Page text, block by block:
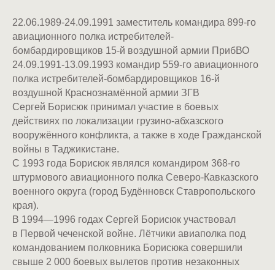
22.06.1989-24.09.1991 заместитель командира 899-го
авиационного полка истребителей-
бомбардировщиков 15-й воздушной армии ПрибВО
24.09.1991-13.09.1993 командир 559-го авиационного
полка истребителей-бомбардировщиков 16-й
воздушной Краснознамённой армии ЗГВ
Сергей Борисюк принимал участие в боевых
действиях по локализации грузино-абхазского
вооружённого конфликта, а также в ходе Гражданской
войны в Таджикистане.
С 1993 года Борисюк являлся командиром 368-го
штурмового авиационного полка Северо-Кавказского
военного округа (город Будённовск Ставропольского
края).
В 1994—1996 годах Сергей Борисюк участвовал
в Первой чеченской войне. Лётчики авиаполка под
командованием полковника Борисюка совершили
свыше 2 000 боевых вылетов против незаконных